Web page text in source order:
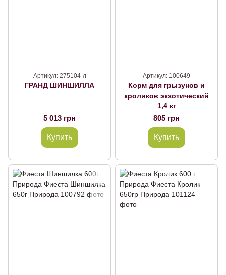
Артикул: 275104-л
ГРАНД ШИНШИЛЛА
5 013 грн
Купить
Артикул: 100649
Корм для грызунов и
кроликов экзотический
1,4 кг
805 грн
Купить